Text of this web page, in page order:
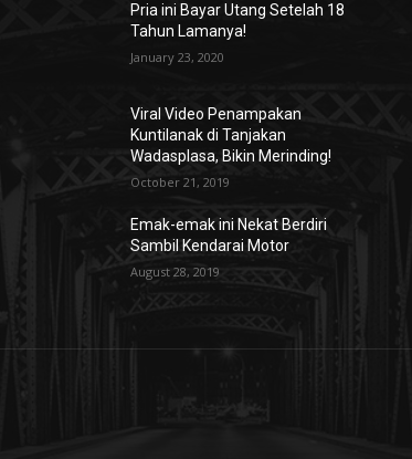
Pria ini Bayar Utang Setelah 18
Tahun Lamanya!
January 23, 2020
Viral Video Penampakan
Kuntilanak di Tanjakan
Wadasplasa, Bikin Merinding!
October 21, 2019
Emak-emak ini Nekat Berdiri
Sambil Kendarai Motor
August 28, 2019